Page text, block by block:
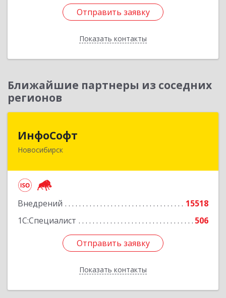
Отправить заявку
Показать контакты
Отправить заявку
Назад
Ближайшие партнеры из соседних
регионов
ИнфоСофт
Новосибирск
Внедрений
15518
1С:Специалист
506
Отправить заявку
Показать контакты
630091, Новосибирская обл, Новосибирск г,
Отправить заявку
Назад